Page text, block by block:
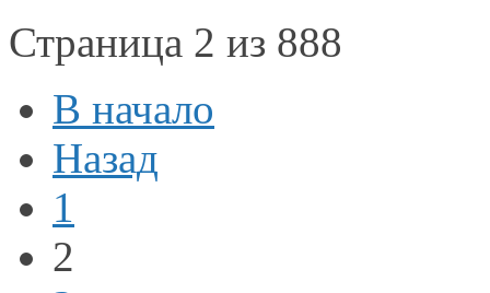
Страница 2 из 888
В начало
Назад
1
2